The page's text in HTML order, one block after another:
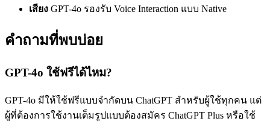
เสียง GPT-4o รองรับ Voice Interaction แบบ Native
คำถามที่พบบ่อย
GPT-4o ใช้ฟรีได้ไหม?
GPT-4o มีให้ใช้ฟรีแบบจำกัดบน ChatGPT สำหรับผู้ใช้ทุกคน แต่
ผู้ที่ต้องการใช้งานเต็มรูปแบบต้องสมัคร ChatGPT Plus หรือใช้